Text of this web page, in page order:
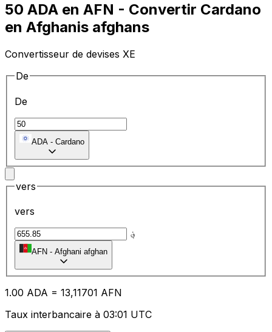
50 ADA en AFN - Convertir Cardano
en Afghanis afghans
Convertisseur de devises XE
De
De
ADA - Cardano
vers
vers
؋
AFN - Afghani afghan
1.00 ADA = 13,11701 AFN
Taux interbancaire à 03:01 UTC